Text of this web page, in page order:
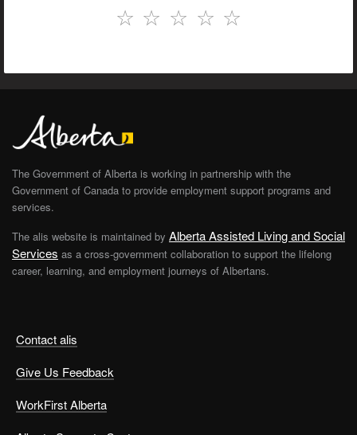
☆
☆
☆
☆
☆
Contact alis
Give Us Feedback
WorkFirst Alberta
The Government of Alberta is working in partnership with the
Government of Canada to provide employment support programs and
services.
The alis website is maintained by Alberta Assisted Living and Social
Services as a cross-government collaboration to support the lifelong
career, learning, and employment journeys of Albertans.